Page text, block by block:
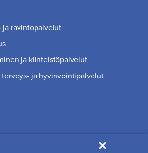
ja ravintopalvelut
ja kiinteistöpalvelut
terveys- ja hyvinvointipalvelut
×